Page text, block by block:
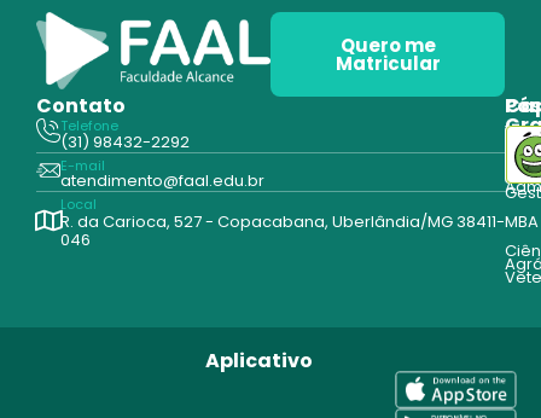
Quero me
Matricular
Contato
Telefone
(31) 98432-2292
E-mail
atendimento@faal.edu.br
Local
R. da Carioca, 527 - Copacabana, Uberlândia/MG 38411-
046
MBA
Aplicativo